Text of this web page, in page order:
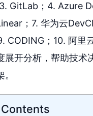
GitLab；4. Azure
；7. 华为云
CODING；10. 阿里
展开分析，帮助技术